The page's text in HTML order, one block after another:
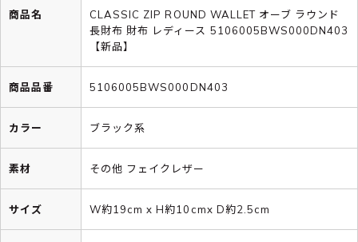
商品名
CLASSIC ZIP ROUND WALLET オーブ ラウンド
長財布 財布 レディース 5106005BWS000DN403
【新品】
商品品番 5106005BWS000DN403
カラー ブラック系
素材 その他 フェイクレザー
サイズ W約19cm x H約10cmx D約2.5cm